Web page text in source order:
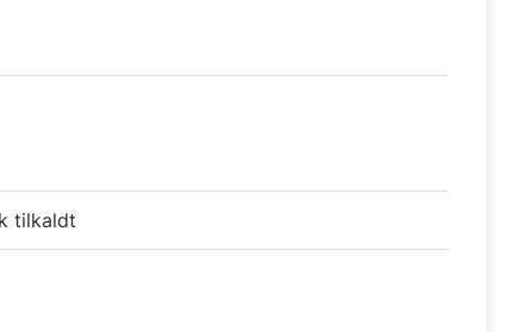
tilkaldt